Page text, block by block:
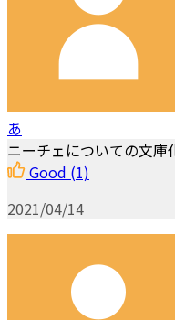
あ
ニーチェについての文
Good (1)
2021/04/14